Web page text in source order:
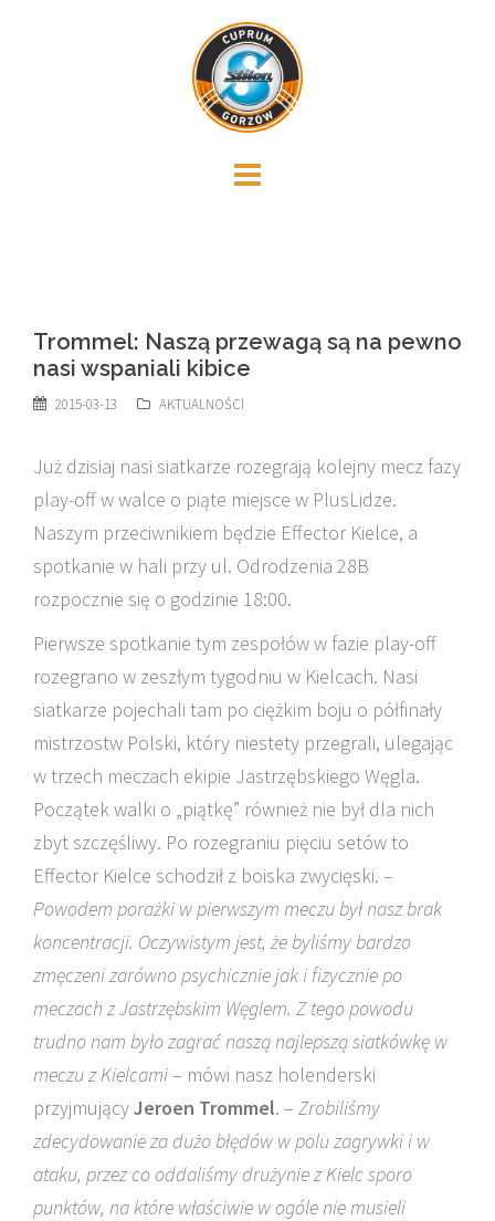
Trommel: Naszą przewagą są na pewno
nasi wspaniali kibice
2015-03-13 AKTUALNOŚCI
Już dzisiaj nasi siatkarze rozegrają kolejny mecz fazy
play-off w walce o piąte miejsce w PlusLidze.
Naszym przeciwnikiem będzie Effector Kielce, a
spotkanie w hali przy ul. Odrodzenia 28B
rozpocznie się o godzinie 18:00.
Pierwsze spotkanie tym zespołów w fazie play-off
rozegrano w zeszłym tygodniu w Kielcach. Nasi
siatkarze pojechali tam po ciężkim boju o półfinały
mistrzostw Polski, który niestety przegrali, ulegając
w trzech meczach ekipie Jastrzębskiego Węgla.
Początek walki o „piątkę” również nie był dla nich
zbyt szczęśliwy. Po rozegraniu pięciu setów to
Effector Kielce schodził z boiska zwycięski. –
Powodem porażki w pierwszym meczu był nasz brak
koncentracji. Oczywistym jest, że byliśmy bardzo
zmęczeni zarówno psychicznie jak i fizycznie po
meczach z Jastrzębskim Węglem. Z tego powodu
trudno nam było zagrać naszą najlepszą siatkówkę w
meczu z Kielcami– mówi nasz holenderski
przyjmującyJeroen Trommel. – Zrobiliśmy
zdecydowanie za dużo błędów w polu zagrywki i w
ataku, przez co oddaliśmy drużynie z Kielc sporo
punktów, na które właściwie w ogóle nie musieli